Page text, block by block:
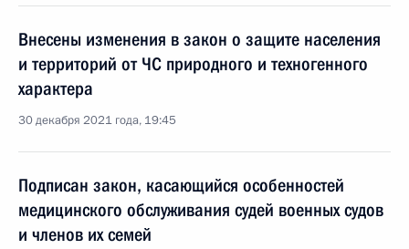
Внесены изменения в закон о защите населения
и территорий от ЧС природного и техногенного
характера
30 декабря 2021 года, 19:45
Подписан закон, касающийся особенностей
медицинского обслуживания судей военных судов
и членов их семей